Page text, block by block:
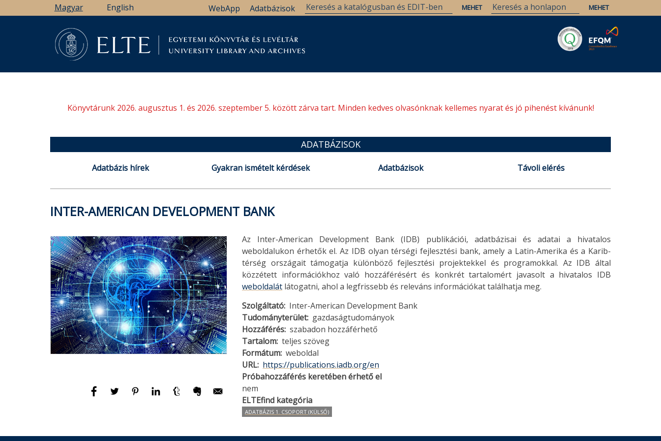
a
Magyar English Adatbázisok
WebApp
Könyvtárunk 2026. augusztus 1. és 2026. szeptember 5. között zárva tart. Minden kedves olvasónknak kellemes nyarat és jó pihenést kívánunk!
ADATBÁZISOK
Adatbázis hírek Gyakran ismételt kérdések Adatbázisok Távoli elérés
INTER-AMERICAN DEVELOPMENT BANK
Az Inter-American Development Bank (IDB) publikációi, adatbázisai és adatai a hivatalos
weboldalukon érhetők el. Az IDB olyan térségi fejlesztési bank, amely a Latin-Amerika és a Karib-
térség országait támogatja különböző fejlesztési projektekkel és programokkal. Az IDB által
közzétett információkhoz való hozzáférésért és konkrét tartalomért javasolt a hivatalos IDB
weboldalát látogatni, ahol a legfrissebb és releváns információkat találhatja meg.
Szolgáltató Inter-American Development Bank
Tudományterület gazdaságtudományok
Hozzáférés szabadon hozzáférhető
Tartalom teljes szöveg
Formátum weboldal
URL https://publications.iadb.org/en
Próbahozzáférés keretében érhető el
nem
ELTEfind kategória
ADATBÁZIS 1. CSOPORT (KÜLSŐ)